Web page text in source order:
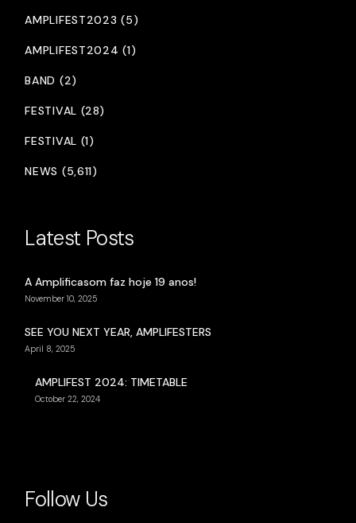
AMPLIFEST2023 (5)
AMPLIFEST2024 (1)
BAND (2)
FESTIVAL (28)
FESTIVAL (1)
NEWS (5,611)
Latest Posts
A Amplificasom faz hoje 19 anos!
November 10, 2025
SEE YOU NEXT YEAR, AMPLIFESTERS
April 8, 2025
AMPLIFEST 2024: TIMETABLE
October 22, 2024
Follow Us